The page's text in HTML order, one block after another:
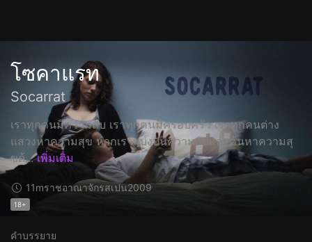
โซคาแรท
Socarrat
เราทุกคนมีความลับ เราทุกคนมีครอบครัว เราทุกคนต่าง
แสวงหาความสุข หากเราแบ่งปันความลับและค้นหาความสุ
ขด้... เพิ่มเติม
11mราชอาณาจักรสเปน2009
18+
คำบรรยาย